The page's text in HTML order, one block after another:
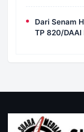
Donor Darah
Dari Senam
TP 820/DAAI